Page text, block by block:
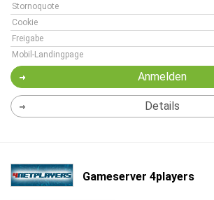
Stornoquote
Cookie
Freigabe
Mobil-Landingpage
Anmelden
Details
Gameserver 4players